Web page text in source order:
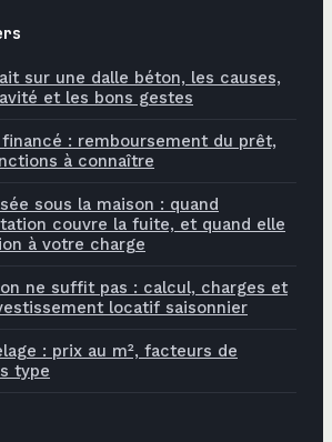
sur une dalle béton, les causes,
et les bons gestes
financé : remboursement du prêt,
à connaître
sous la maison : quand
couvre la fuite, et quand elle
à votre charge
ne suffit pas : calcul, charges et
locatif saisonnier
: prix au m², facteurs de
type